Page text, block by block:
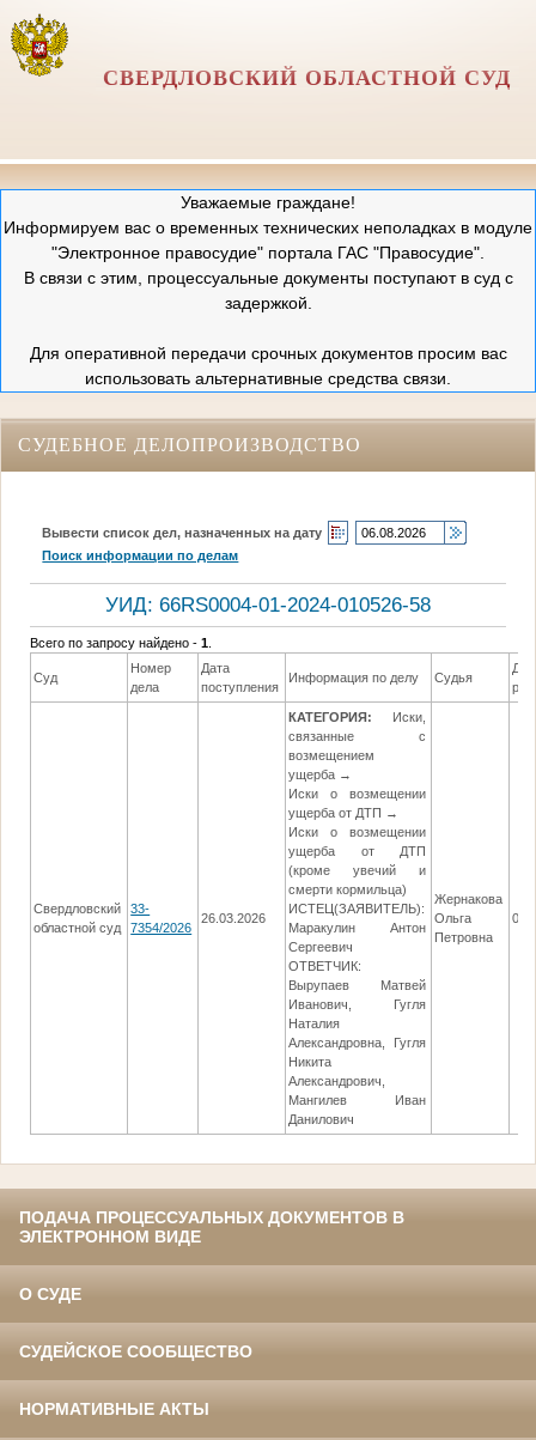
СВЕРДЛОВСКИЙ ОБЛАСТНОЙ СУД
Уважаемые граждане!
Информируем вас о временных технических неполадках в модуле
"Электронное правосудие" портала ГАС "Правосудие".
В связи с этим, процессуальные документы поступают в суд с
задержкой.
Для оперативной передачи срочных документов просим вас
использовать альтернативные средства связи.
СУДЕБНОЕ ДЕЛОПРОИЗВОДСТВО
Вывести список дел, назначенных на дату
Поиск информации по делам
УИД: 66RS0004-01-2024-010526-58
Всего по запросу найдено -1
Суд
Номер
дела
Дата
поступления
Информация по делу Судья
Свердловский
областной суд
33-
7354/2026
26.03.2026
КАТЕГОРИЯ:
Иски,
связанные с
возмещением
ущерба →
Иски о возмещении
ущерба от ДТП →
Иски о возмещении
ущерба от ДТП
(кроме увечий и
смерти кормильца)
ИСТЕЦ(ЗАЯВИТЕЛЬ):
Маракулин Антон
Сергеевич
ОТВЕТЧИК:
Вырупаев Матвей
Иванович, Гугля
Наталия
Александровна, Гугля
Никита
Александрович,
Мангилев Иван
Данилович
Жернакова
Ольга
Петровна
ПОДАЧА ПРОЦЕССУАЛЬНЫХ ДОКУМЕНТОВ В
ЭЛЕКТРОННОМ ВИДЕ
О СУДЕ
СУДЕЙСКОЕ СООБЩЕСТВО
НОРМАТИВНЫЕ АКТЫ